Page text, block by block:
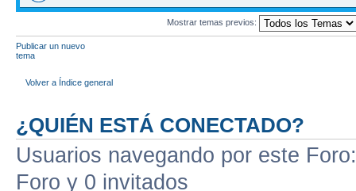
Mostrar temas previos:
Publicar un nuevo
tema
Volver a Índice general
¿QUIÉN ESTÁ CONECTADO?
Usuarios navegando por este
Foro y 0 invitados